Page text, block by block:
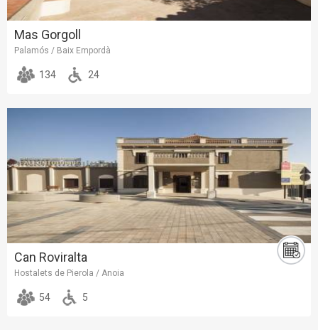
Mas Gorgoll
Palamós / Baix Empordà
134 24
Can Roviralta
Hostalets de Pierola / Anoia
54 5